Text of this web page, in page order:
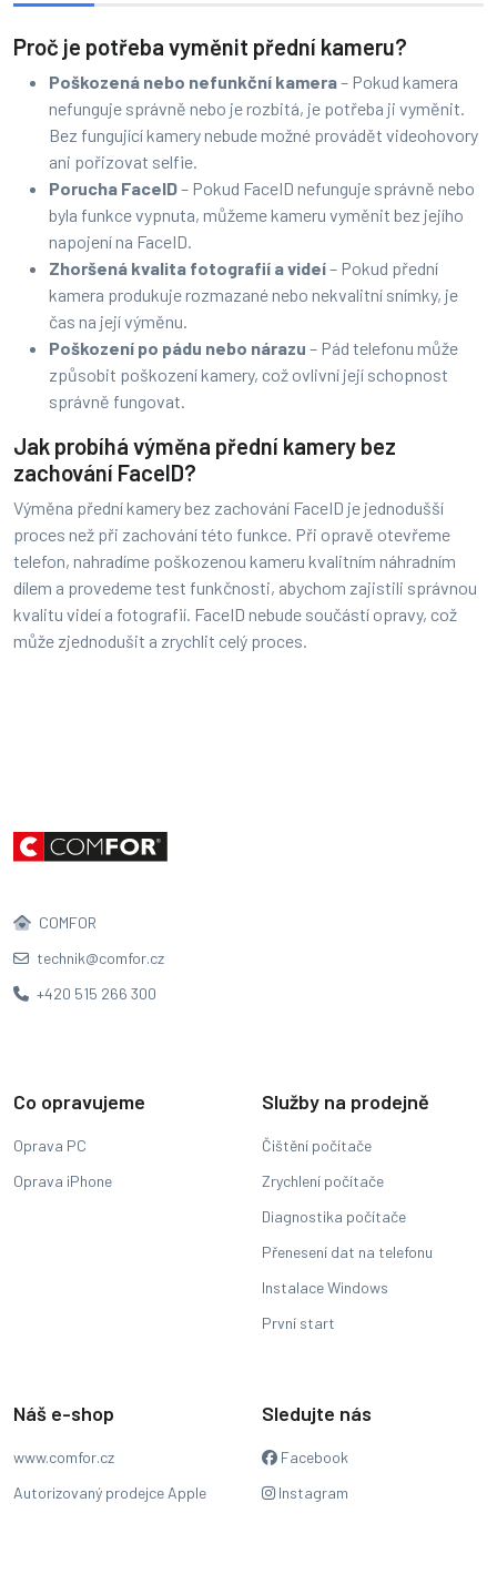
Proč je potřeba vyměnit přední kameru?
Poškozená nebo nefunkční kamera– Pokud kamera
nefunguje správně nebo je rozbitá, je potřeba ji vyměnit.
Bez fungující kamery nebude možné provádět videohovory
ani pořizovat selfie.
Porucha FaceID– Pokud FaceID nefunguje správně nebo
byla funkce vypnuta, můžeme kameru vyměnit bez jejího
napojení na FaceID.
Zhoršená kvalita fotografií a videí– Pokud přední
kamera produkuje rozmazané nebo nekvalitní snímky, je
čas na její výměnu.
Poškození po pádu nebo nárazu – Pád telefonu může
způsobit poškození kamery, což ovlivní její schopnost
správně fungovat.
Jak probíhá výměna přední kamery bez
zachování FaceID?
Výměna přední kamery bez zachování FaceID je jednodušší
proces než při zachování této funkce. Při opravě otevřeme
telefon, nahradíme poškozenou kameru kvalitním náhradním
dílem a provedeme test funkčnosti, abychom zajistili správnou
kvalitu videí a fotografií. FaceID nebude součástí opravy, což
může zjednodušit a zrychlit celý proces.
COMFOR
technik@comfor.cz
+420 515 266 300
Co opravujeme
Oprava PC
Oprava iPhone
Služby na prodejně
Čištění počítače
Zrychlení počítače
Diagnostika počítače
Přenesení dat na telefonu
Instalace Windows
První start
Náš e-shop
www.comfor.cz
Autorizovaný prodejce Apple
Sledujte nás
Facebook
Instagram